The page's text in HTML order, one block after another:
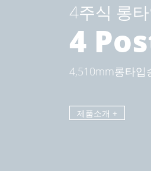
4주식 롱
4
4,510mm롱타입
제품소개 +